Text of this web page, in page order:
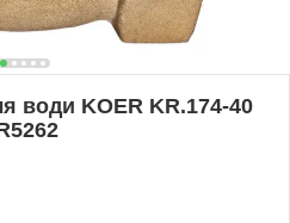
води KOER KR.174-40